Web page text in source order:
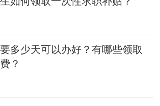
多少天可以办好？有哪些领取
？